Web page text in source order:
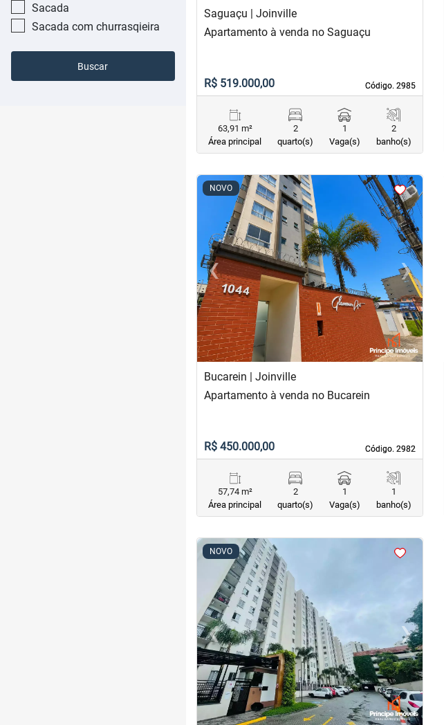
Sacada
Sacada com churrasqieira
Buscar
Saguaçu | Joinville
Código. 2985
Código. 2985
Apartamento à venda no Saguaçu
R$ 519.000,00
63,91 m²
Área principal
2
quarto(s)
1
Vaga(s)
2
banho(s)
NOVO
< <<<
‹Previous ›Next
Bucarein | Joinville
Código. 2982
Código. 2982
Apartamento à venda no Bucarein
R$ 450.000,00
57,74 m²
Área principal
2
quarto(s)
1
Vaga(s)
1
banho(s)
NOVO
< <<<
‹Previous ›Next